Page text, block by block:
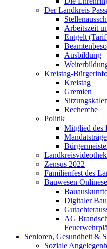
Der Landkreis
Arbeitszeit
Entgelt
Ausbildung
Kreistag-
Kreistag
Gremien
Recherche
Politik
Mitglied des
Landkreisvideothek
Zensus 2022
Familienfest des
Bauwesen
Digitaler
AG
Senioren, Gesundheit &
Soziale